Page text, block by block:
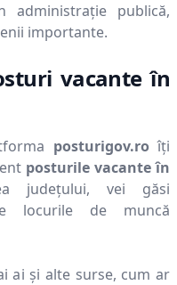
publică,
importante.
vacante în
posturigov.roîți
posturile vacante în
județului, vei găsi
locurile de muncă
ai și alte surse, cum ar